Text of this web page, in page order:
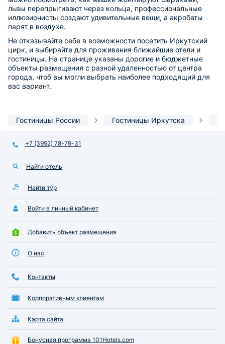
львы перепрыгивают через кольца, профессиональные
иллюзионисты создают удивительные вещи, а акробаты
парят в воздухе.
Не отказывайте себе в возможности посетить Иркутский
цирк, и выбирайте для проживания ближайшие отели и
гостиницы. На странице указаны дорогие и бюджетные
объекты размещения с разной удаленностью от центра
города, чтоб вы могли выбрать наиболее подходящий для
вас вариант.
Гостиницы России Гостиницы Иркутска
+7 (3952) 78-79-31
Найти отель
Найти тур
Войти в личный кабинет
Добавить объект размещения
О нас
Контакты
Корпоративным клиентам
Карта сайта
Бонусная программа 101Hotels.com